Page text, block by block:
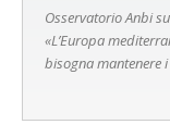
Osservatorio Anbi
«L’Europa
bisogna mantenere